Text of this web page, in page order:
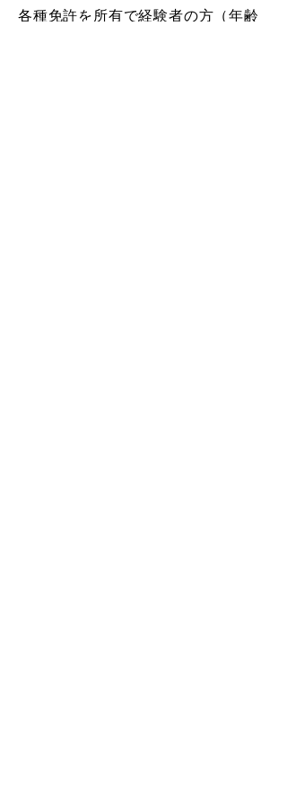
各種免許を所有で経験者の方（年齢